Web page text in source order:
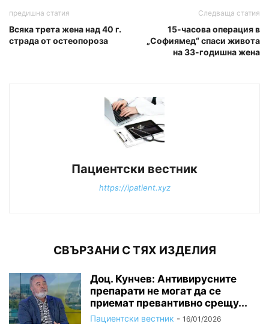
предишна статия
Всяка трета жена над 40 г.
страда от остеопороза
Следваща статия
15-часова операция в
„Софиямед“ спаси живота
на 33-годишна жена
Пациентски вестник
https://ipatient.xyz
СВЪРЗАНИ С ТЯХ ИЗДЕЛИЯ
Доц. Кунчев: Антивирусните
препарати не могат да се
приемат превантивно срещу...
Пациентски вестник - 16/01/2026